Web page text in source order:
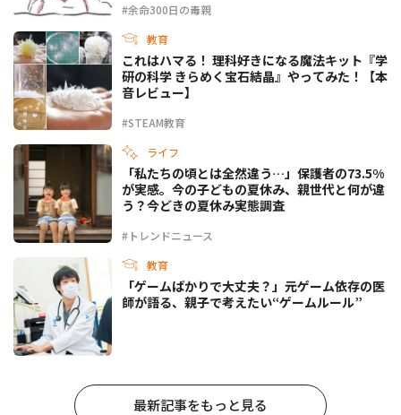
#余命300日の毒親
教育
#STEAM教育
これはハマる！ 理科好きになる魔法キット『学
研の科学 きらめく宝石結晶』やってみた！【本
音レビュー】
ライフ
#トレンドニュース
「私たちの頃とは全然違う…」保護者の73.5%
が実感。今の子どもの夏休み、親世代と何が違
う？今どきの夏休み実態調査
教育
「ゲームばかりで大丈夫？」元ゲーム依存の医
師が語る、親子で考えたい“ゲームルール”
最新記事をもっと見る